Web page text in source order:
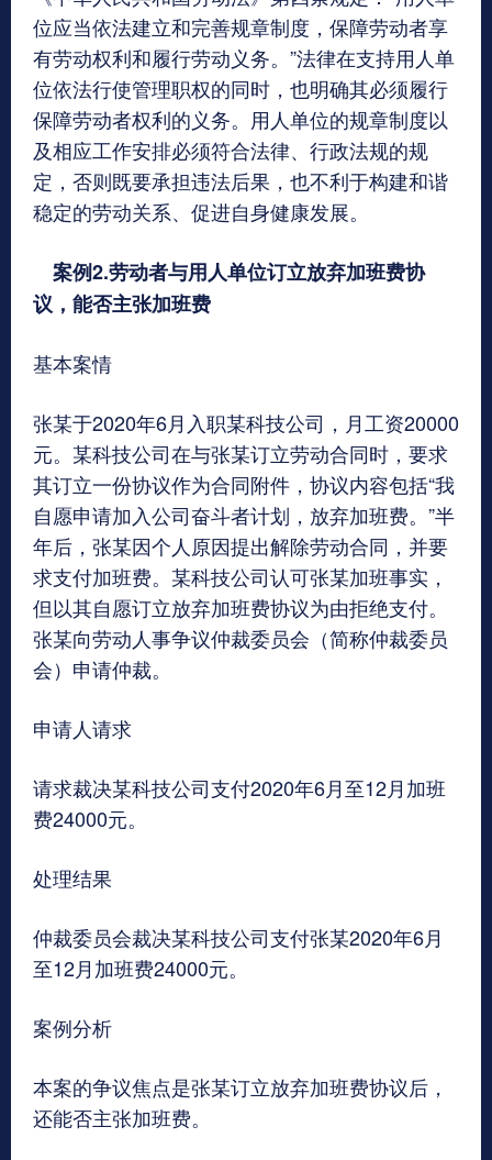
位应当依法建立和完善规章制度，保障劳动者享
有劳动权利和履行劳动义务。”法律在支持用人单
位依法行使管理职权的同时，也明确其必须履行
保障劳动者权利的义务。用人单位的规章制度以
及相应工作安排必须符合法律、行政法规的规
定，否则既要承担违法后果，也不利于构建和谐
稳定的劳动关系、促进自身健康发展。
案例2.劳动者与用人单位订立放弃加班费协
议，能否主张加班费
基本案情
张某于2020年6月入职某科技公司，月工资20000
元。某科技公司在与张某订立劳动合同时，要求
其订立一份协议作为合同附件，协议内容包括“我
自愿申请加入公司奋斗者计划，放弃加班费。”半
年后，张某因个人原因提出解除劳动合同，并要
求支付加班费。某科技公司认可张某加班事实，
但以其自愿订立放弃加班费协议为由拒绝支付。
张某向劳动人事争议仲裁委员会（简称仲裁委员
会）申请仲裁。
申请人请求
请求裁决某科技公司支付2020年6月至12月加班
费24000元。
处理结果
仲裁委员会裁决某科技公司支付张某2020年6月
至12月加班费24000元。
案例分析
本案的争议焦点是张某订立放弃加班费协议后，
还能否主张加班费。